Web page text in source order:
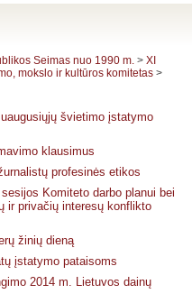
Seimas nuo 1990 m. > XI
mokslo ir kultūros komitetas >
švietimo įstatymo
klausimus
profesinės etikos
Komiteto darbo planui bei
ir privačių interesų konflikto
žinių dieną
įstatymo pataisoms
2014 m. Lietuvos dainų